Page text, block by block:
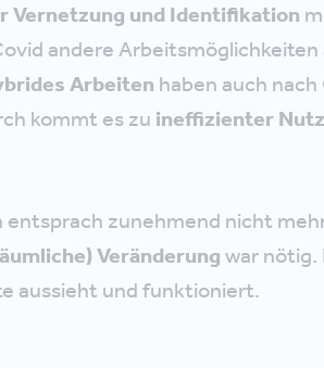
Vernetzung und Identifikation
andere Arbeitsmöglichkeiten
Arbeiten haben auch nach
kommt es zu ineffizienter
entsprach zunehmend nicht
Veränderung war nötig.
aussieht und funktioniert.